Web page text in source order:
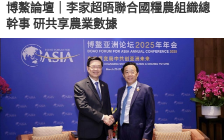
博鰲論壇｜李家超晤聯合國糧農組織總
幹事 研共享農業數據